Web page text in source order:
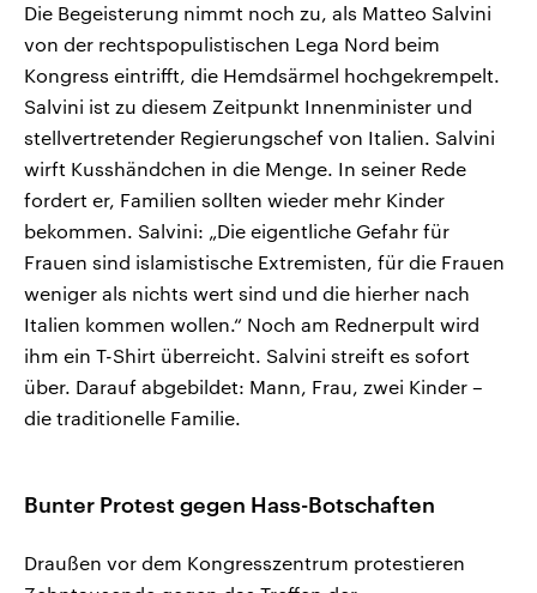
Die Begeisterung nimmt noch zu, als Matteo Salvini
von der rechtspopulistischen Lega Nord beim
Kongress eintrifft, die Hemdsärmel hochgekrempelt.
Salvini ist zu diesem Zeitpunkt Innenminister und
stellvertretender Regierungschef von Italien. Salvini
wirft Kusshändchen in die Menge. In seiner Rede
fordert er, Familien sollten wieder mehr Kinder
bekommen. Salvini: „Die eigentliche Gefahr für
Frauen sind islamistische Extremisten, für die Frauen
weniger als nichts wert sind und die hierher nach
Italien kommen wollen.“ Noch am Rednerpult wird
ihm ein T-Shirt überreicht. Salvini streift es sofort
über. Darauf abgebildet: Mann, Frau, zwei Kinder –
die traditionelle Familie.
Bunter Protest gegen Hass-Botschaften
Draußen vor dem Kongresszentrum protestieren